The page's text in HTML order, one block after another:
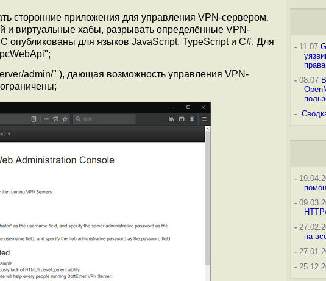
сторонние приложения для управления VPN-сервером.
и виртуальные хабы, разрывать определённые VPN-
опубликованы для языков JavaScript, TypeScript и C#. Для
admin/" ), дающая возможность управления VPN-
-11.07
-08.07
-
-
-
-
на
-
-